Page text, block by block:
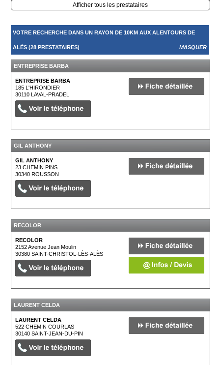
Afficher tous les prestataires
VOTRE RECHERCHE DANS UN RAYON DE 10KM AUX ALENTOURS DE
ALÈS (28 PRESTATAIRES) MASQUER
ENTREPRISE BARBA
ENTREPRISE BARBA
185 L'HIRONDIER
30110LAVAL-PRADEL
GIL ANTHONY
GIL ANTHONY
23 CHEMIN PINS
30340ROUSSON
RECOLOR
RECOLOR
2152 Avenue Jean Moulin
30380SAINT-CHRISTOL-LÈS-ALÈS
LAURENT CELDA
LAURENT CELDA
522 CHEMIN COURLAS
30140SAINT-JEAN-DU-PIN